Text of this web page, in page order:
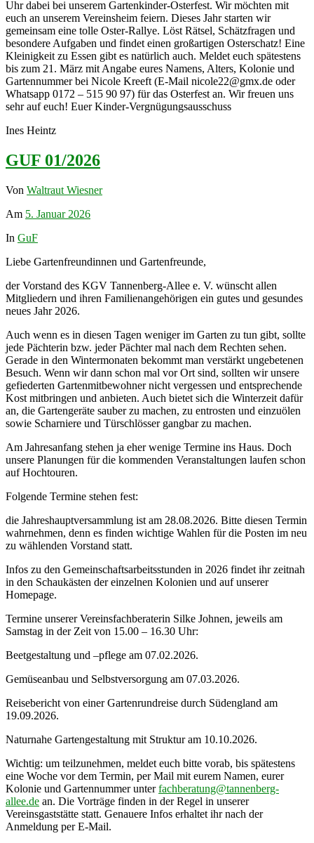
Uhr dabei bei unserem Gartenkinder-Osterfest. Wir möchten mit
euch an unserem Vereinsheim feiern. Dieses Jahr starten wir
gemeinsam eine tolle Oster-Rallye. Löst Rätsel, Schätzfragen und
besondere Aufgaben und findet einen großartigen Osterschatz! Eine
Kleinigkeit zu Essen gibt es natürlich auch. Meldet euch spätestens
bis zum 21. März mit Angabe eures Namens, Alters, Kolonie und
Gartennummer bei Nicole Kreeft (E-Mail nicole22@gmx.de oder
Whatsapp 0172 – 515 90 97) für das Osterfest an. Wir freuen uns
sehr auf euch! Euer Kinder-Vergnügungsausschuss
Ines Heintz
GUF 01/2026
Von Waltraut Wiesner
Am 5. Januar 2026
In GuF
Liebe Gartenfreundinnen und Gartenfreunde,
der Vorstand des KGV Tannenberg-Allee e. V. wünscht allen
Mitgliedern und ihren Familienangehörigen ein gutes und gesundes
neues Jahr 2026.
Auch wenn es in diesen Tagen weniger im Garten zu tun gibt, sollte
jede Pächterin bzw. jeder Pächter mal nach dem Rechten sehen.
Gerade in den Wintermonaten bekommt man verstärkt ungebetenen
Besuch. Wenn wir dann schon mal vor Ort sind, sollten wir unsere
gefiederten Gartenmitbewohner nicht vergessen und entsprechende
Kost mitbringen und anbieten. Auch bietet sich die Winterzeit dafür
an, die Gartengeräte sauber zu machen, zu entrosten und einzuölen
sowie Scharniere und Türschlösser gangbar zu machen.
Am Jahresanfang stehen ja eher wenige Termine ins Haus. Doch
unsere Planungen für die kommenden Veranstaltungen laufen schon
auf Hochtouren.
Folgende Termine stehen fest:
die Jahreshauptversammlung ist am 28.08.2026. Bitte diesen Termin
wahrnehmen, denn es finden wichtige Wahlen für die Posten im neu
zu wählenden Vorstand statt.
Infos zu den Gemeinschaftsarbeitsstunden in 2026 findet ihr zeitnah
in den Schaukästen der einzelnen Kolonien und auf unserer
Homepage.
Termine unserer Vereinsfachberaterin Silke Johnen, jeweils am
Samstag in der Zeit von 15.00 – 16.30 Uhr:
Beetgestaltung und –pflege am 07.02.2026.
Gemüseanbau und Selbstversorgung am 07.03.2026.
Reisebericht von einer Gartenrundreise durch Südengland am
19.09.2026.
Naturnahe Gartengestaltung mit Struktur am 10.10.2026.
Wichtig: um teilzunehmen, meldet euch bitte vorab, bis spätestens
eine Woche vor dem Termin, per Mail mit eurem Namen, eurer
Kolonie und Gartennummer unterfachberatung@tannenberg-
allee.de an. Die Vorträge finden in der Regel in unserer
Vereinsgaststätte statt. Genauere Infos erhaltet ihr nach der
Anmeldung per E-Mail.